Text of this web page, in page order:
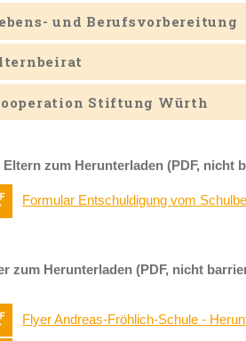
und Berufsvorbereitung
Stiftung Würth
Eltern zum Herunterladen (PDF, nicht
Formular Entschuldigung vom
zum Herunterladen (PDF, nicht
Flyer Andreas-Fröhlich-Schule -